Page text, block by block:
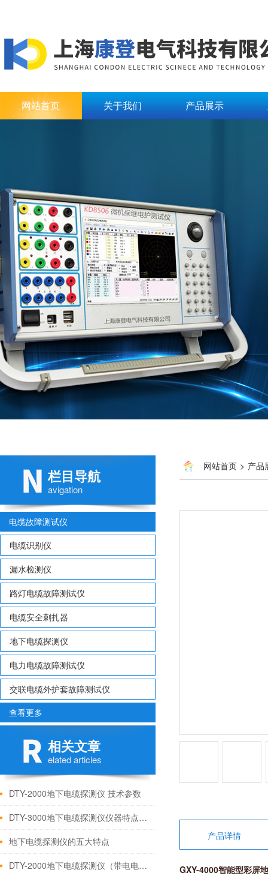
网站首页 关于我们 产品展示
栏目导航
avigation
电缆故障测试仪
电缆识别仪
漏水检测仪
路灯电缆故障测试仪
电缆安全刺扎器
地下电缆探测仪
电力电缆故障测试仪
交联电缆外护套故障测试仪
查看更多
相关文章
elated articles
DTY-2000地下电缆探测仪 技术参数
DTY-3000地下电缆探测仪仪器特点技术性能
地下电缆探测仪的五大特点
DTY-2000地下电缆探测仪（带电电缆路径仪）技术性能
网站首页 > 产品
产品详情
GXY-4000智能型彩屏